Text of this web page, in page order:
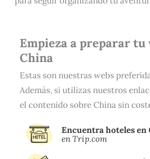
Empieza a preparar tu
China
Estas son nuestras webs
Además, si utilizas nuestros
el contenido sobre China sin
Encuentra hoteles en
en Trip.com